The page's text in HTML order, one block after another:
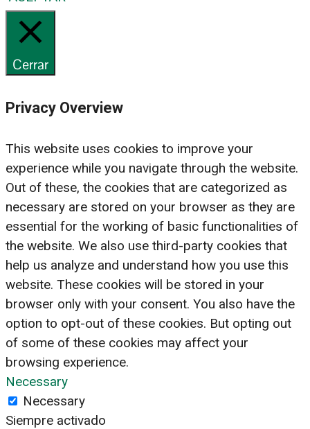
Cerrar
Privacy Overview
This website uses cookies to improve your
experience while you navigate through the website.
Out of these, the cookies that are categorized as
necessary are stored on your browser as they are
essential for the working of basic functionalities of
the website. We also use third-party cookies that
help us analyze and understand how you use this
website. These cookies will be stored in your
browser only with your consent. You also have the
option to opt-out of these cookies. But opting out
of some of these cookies may affect your
browsing experience.
Necessary
Necessary
Siempre activado